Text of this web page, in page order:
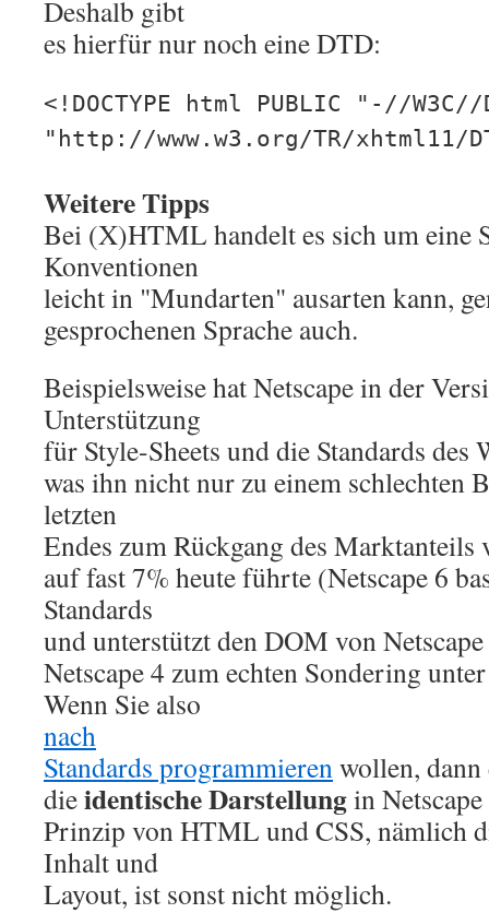
Deshalb gibt
es hierfür nur noch eine DTD:
<!DOCTYPE html PUBLIC "-//W3C//
"http://www.w3.org/TR/xhtml11/
Weitere Tipps
Bei (X)HTML handelt es sich um eine
Konventionen
leicht in "Mundarten" ausarten kann,
gesprochenen Sprache auch.
Beispielsweise hat Netscape in der
Unterstützung
für Style-Sheets und die Standards
was ihn nicht nur zu einem schlechten
letzten
Endes zum Rückgang des
auf fast 7% heute führte (Netscape 6
Standards
und unterstützt den DOM von
Netscape 4 zum echten Sondering
Wenn Sie also
nach
Standards programmierenwollen,
dieidentische Darstellungin
Prinzip von HTML und CSS, nämlich
Inhalt und
Layout, ist sonst nicht möglich.